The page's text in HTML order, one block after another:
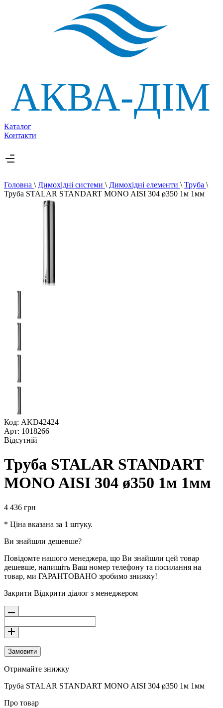
Каталог
Контакти
Головна \ Димохідні системи \ Димохідні елементи \ Труба \
Труба STALAR STANDART MONO AISI 304 ø350 1м 1мм
Код: AKD42424
Арт: 1018266
Відсутній
Труба STALAR STANDART
MONO AISI 304 ø350 1м 1мм
4 436 грн
* Ціна вказана за 1 штуку.
Ви знайшли дешевше?
Повідомте нашого менеджера, що Ви знайшли цей товар
дешевше, напишіть Ваш номер телефону та посилання на
товар, ми ГАРАНТОВАНО зробимо знижку!
Закрити Відкрити діалог з менеджером
Замовити
Отримайте знижку
Труба STALAR STANDART MONO AISI 304 ø350 1м 1мм
Про товар